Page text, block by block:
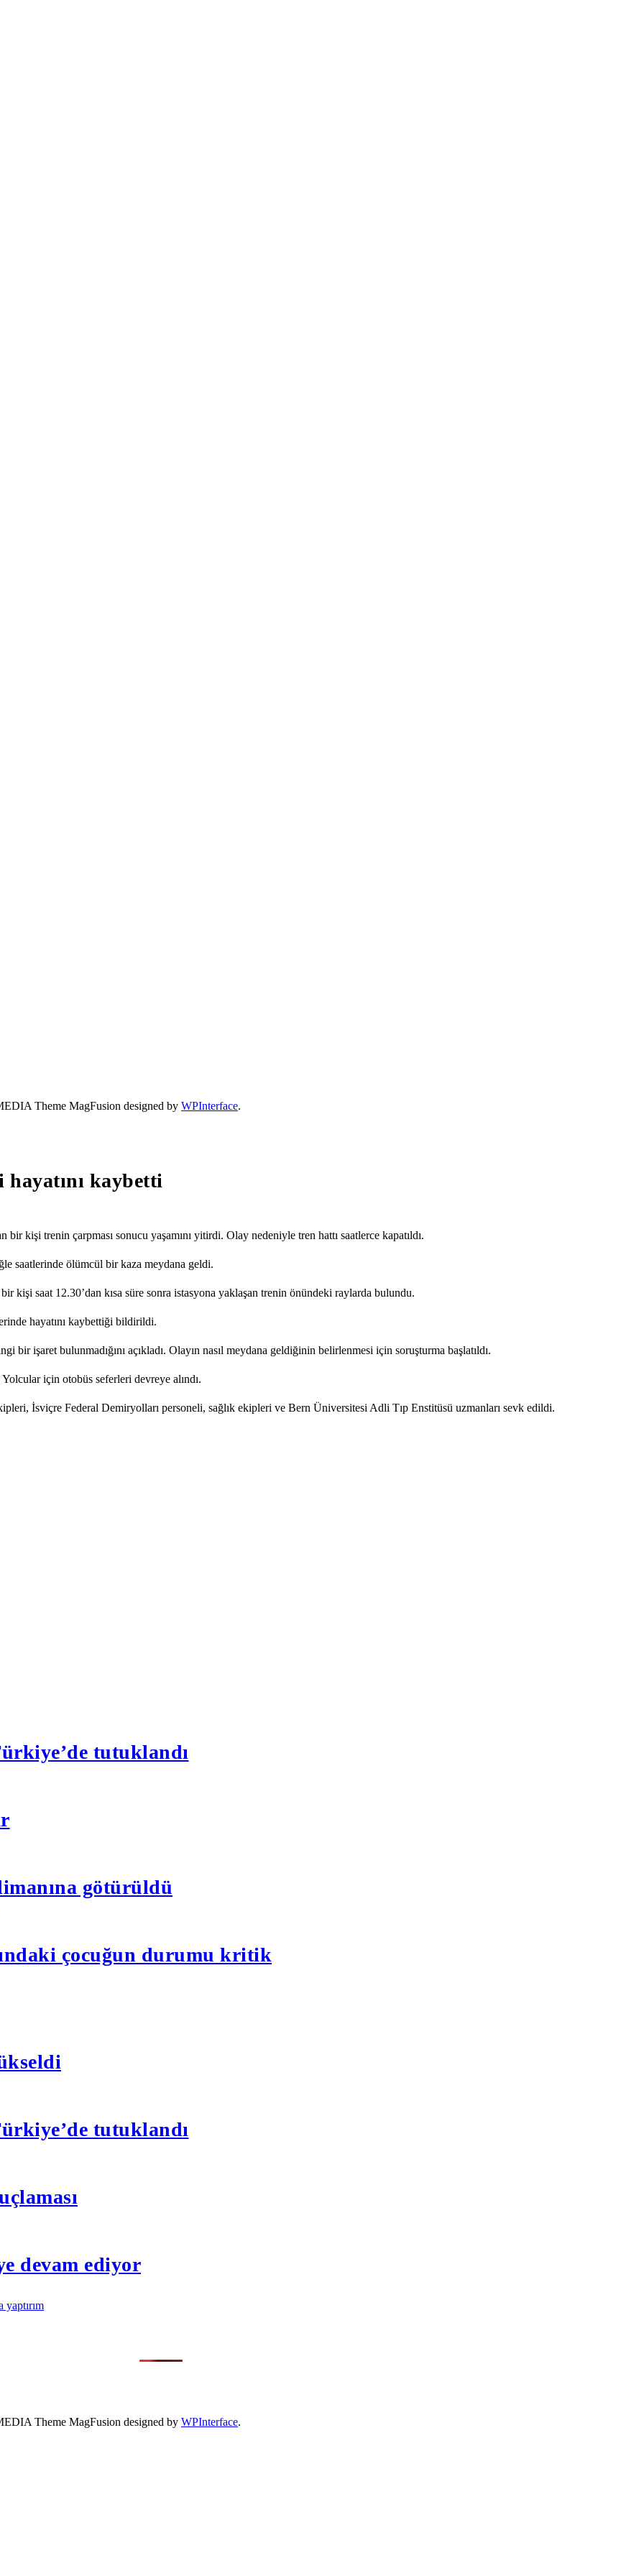
Theme MagFusion designed by WPInterface.
kaybetti
kişi trenin çarpması sonucu yaşamını yitirdi. Olay nedeniyle tren hattı saatlerce kapatıldı.
saatlerinde ölümcül bir kaza meydana geldi.
kişi saat 12.30’dan kısa süre sonra istasyona yaklaşan trenin önündeki raylarda bulundu.
hayatını kaybettiği bildirildi.
işaret bulunmadığını açıkladı. Olayın nasıl meydana geldiğinin belirlenmesi için soruşturma başlatıldı.
için otobüs seferleri devreye alındı.
İsviçre Federal Demiryolları personeli, sağlık ekipleri ve Bern Üniversitesi Adli Tıp Enstitüsü uzmanları sevk edildi.
tutuklandı
götürüldü
çocuğun durumu kritik
tutuklandı
devam ediyor
yaptırım
Theme MagFusion designed by WPInterface.